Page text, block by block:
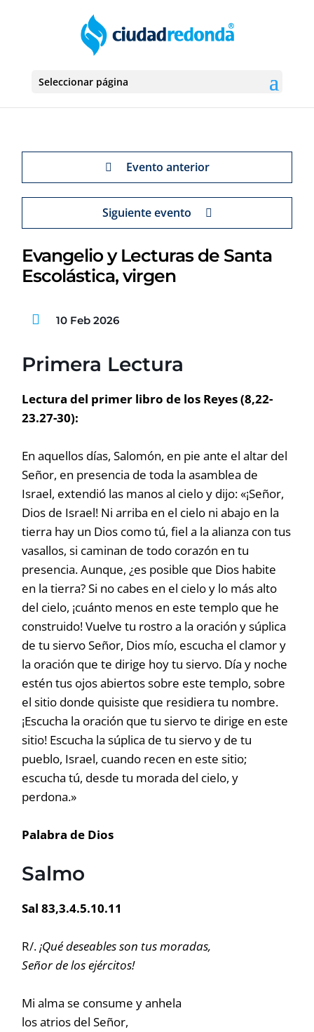
Seleccionar página
Evento anterior
Siguiente evento
Evangelio y Lecturas de Santa
Escolástica, virgen
10 Feb 2026
Primera Lectura
Lectura del primer libro de los Reyes (8,22-
23.27-30):
En aquellos días, Salomón, en pie ante el altar del
Señor, en presencia de toda la asamblea de
Israel, extendió las manos al cielo y dijo: «¡Señor,
Dios de Israel! Ni arriba en el cielo ni abajo en la
tierra hay un Dios como tú, fiel a la alianza con tus
vasallos, si caminan de todo corazón en tu
presencia. Aunque, ¿es posible que Dios habite
en la tierra? Si no cabes en el cielo y lo más alto
del cielo, ¡cuánto menos en este templo que he
construido! Vuelve tu rostro a la oración y súplica
de tu siervo Señor, Dios mío, escucha el clamor y
la oración que te dirige hoy tu siervo. Día y noche
estén tus ojos abiertos sobre este templo, sobre
el sitio donde quisiste que residiera tu nombre.
¡Escucha la oración que tu siervo te dirige en este
sitio! Escucha la súplica de tu siervo y de tu
pueblo, Israel, cuando recen en este sitio;
escucha tú, desde tu morada del cielo, y
perdona.»
Palabra de Dios
Salmo
Sal 83,3.4.5.10.11
R/.¡Qué deseables son tus moradas,
Señor de los ejércitos!
Mi alma se consume y anhela
los atrios del Señor,